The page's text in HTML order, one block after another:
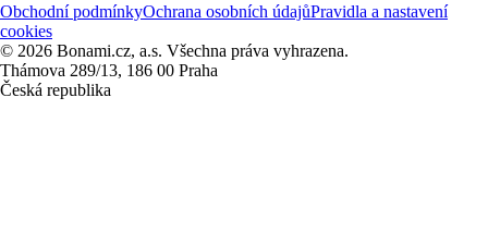
Obchodní podmínkyOchrana osobních údajůPravidla a nastavení
cookies
© 2026 Bonami.cz, a.s. Všechna práva vyhrazena.
Thámova 289/13, 186 00 Praha
Česká republika